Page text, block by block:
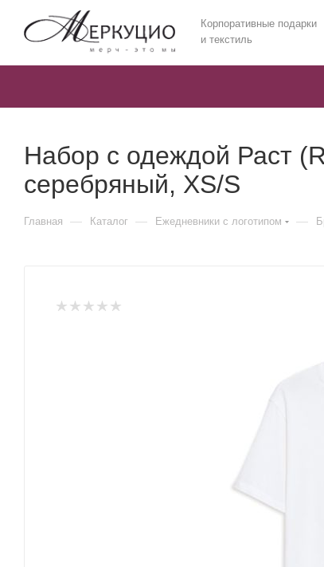
Корпоративные подарки
и текстиль
Набор с одеждой Раст
серебряный, XS/S
Главная — Каталог — Ежедневники c логотипом —